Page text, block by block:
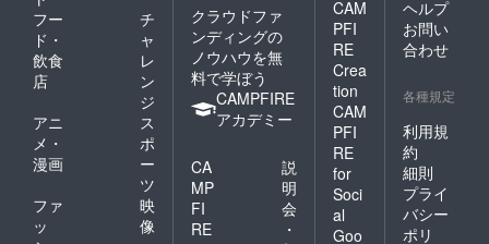
フー
ド・
飲食
店
チ
ャ
レ
ン
ジ
アニ
メ・
漫画
ス
ポ
ー
ツ
ファ
ッ
映
像
クラウドファ
ンディングの
ノウハウを無
料で学ぼう
CAMPFIRE
アカデミー
CA
MP
FI
RE
説
明
会
・
CAM
PFI
RE
Crea
tion
CAM
PFI
RE
for
Soci
al
Goo
ヘルプ
お問い
合わせ
各種規定
利用規
約
細則
プライ
バシー
ポリ